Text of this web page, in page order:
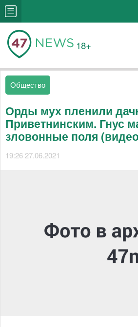
18+
Общество
Орды мух пленили
Приветнинским. Гнус
зловонные поля
19:26 27.06.2021